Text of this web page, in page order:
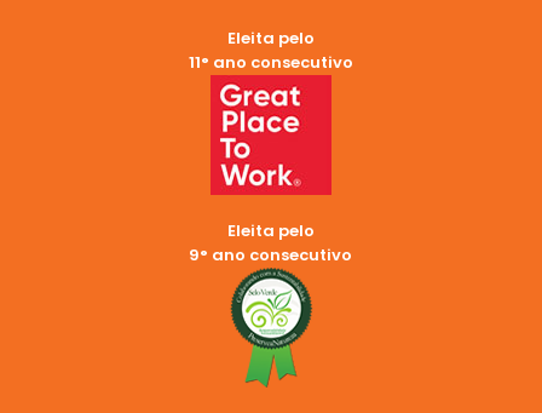
Eleita pelo
11° ano consecutivo
Eleita pelo
9° ano consecutivo